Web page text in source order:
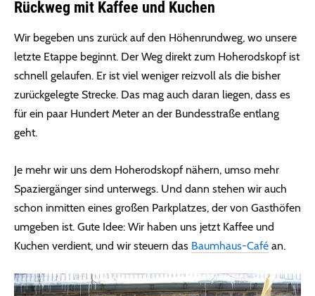
Rückweg mit Kaffee und Kuchen
Wir begeben uns zurück auf den Höhenrundweg, wo unsere
letzte Etappe beginnt. Der Weg direkt zum Hoherodskopf ist
schnell gelaufen. Er ist viel weniger reizvoll als die bisher
zurückgelegte Strecke. Das mag auch daran liegen, dass es
für ein paar Hundert Meter an der Bundesstraße entlang
geht.
Je mehr wir uns dem Hoherodskopf nähern, umso mehr
Spaziergänger sind unterwegs. Und dann stehen wir auch
schon inmitten eines großen Parkplatzes, der von Gasthöfen
umgeben ist. Gute Idee: Wir haben uns jetzt Kaffee und
Kuchen verdient, und wir steuern das Baumhaus-Café an.